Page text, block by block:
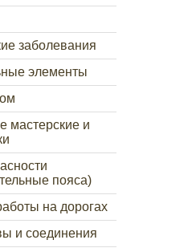
заболевания
элементы
мастерские и
пояса)
на дорогах
и соединения